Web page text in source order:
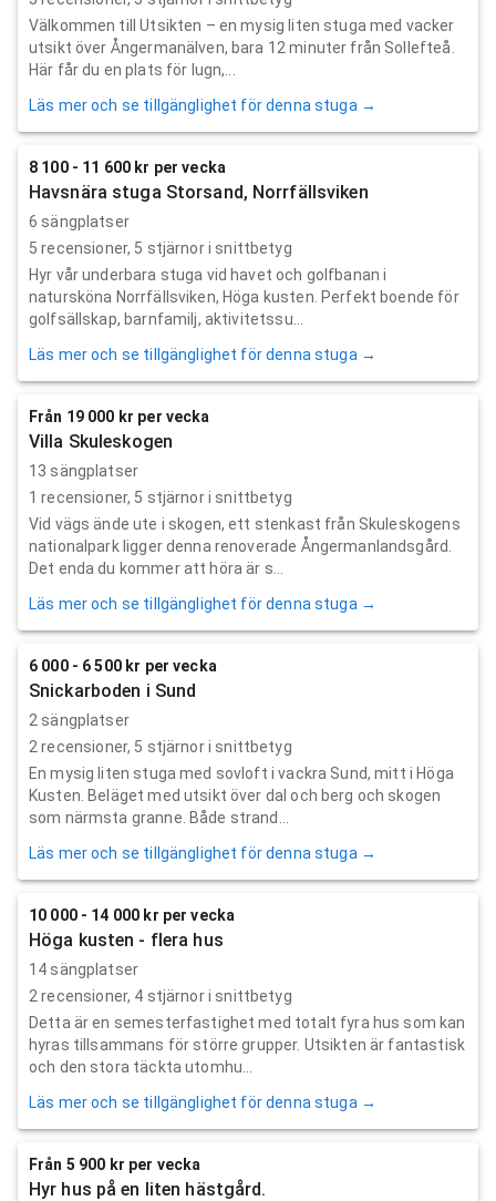
Välkommen till Utsikten – en mysig liten stuga med vacker
utsikt över Ångermanälven, bara 12 minuter från Sollefteå.
Här får du en plats för lugn,...
Läs mer och se tillgänglighet för denna stuga →
8 100 - 11 600 kr per vecka
Havsnära stuga Storsand, Norrfällsviken
6 sängplatser
5 recensioner, 5 stjärnor i snittbetyg
Hyr vår underbara stuga vid havet och golfbanan i
natursköna Norrfällsviken, Höga kusten. Perfekt boende för
golfsällskap, barnfamilj, aktivitetssu...
Läs mer och se tillgänglighet för denna stuga →
Från 19 000 kr per vecka
Villa Skuleskogen
13 sängplatser
1 recensioner, 5 stjärnor i snittbetyg
Vid vägs ände ute i skogen, ett stenkast från Skuleskogens
nationalpark ligger denna renoverade Ångermanlandsgård.
Det enda du kommer att höra är s...
Läs mer och se tillgänglighet för denna stuga →
6 000 - 6 500 kr per vecka
Snickarboden i Sund
2 sängplatser
2 recensioner, 5 stjärnor i snittbetyg
En mysig liten stuga med sovloft i vackra Sund, mitt i Höga
Kusten. Beläget med utsikt över dal och berg och skogen
som närmsta granne. Både strand...
Läs mer och se tillgänglighet för denna stuga →
10 000 - 14 000 kr per vecka
Höga kusten - flera hus
14 sängplatser
2 recensioner, 4 stjärnor i snittbetyg
Detta är en semesterfastighet med totalt fyra hus som kan
hyras tillsammans för större grupper. Utsikten är fantastisk
och den stora täckta utomhu...
Läs mer och se tillgänglighet för denna stuga →
Från 5 900 kr per vecka
Hyr hus på en liten hästgård.